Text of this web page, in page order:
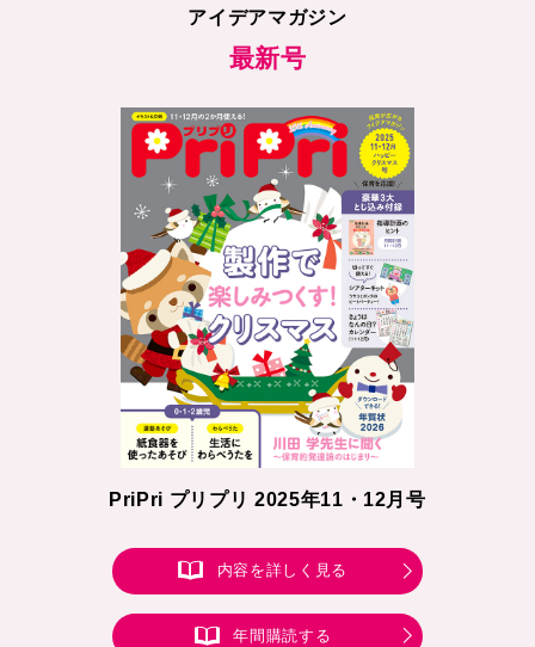
アイデアマガジン
最新号
PriPri プリプリ 2025年11・12月号
内容を詳しく見る
年間購読する